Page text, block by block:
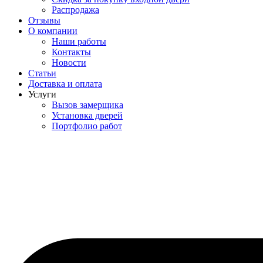
Распродажа
Отзывы
О компании
Наши работы
Контакты
Новости
Статьи
Доставка и оплата
Услуги
Вызов замерщика
Установка дверей
Портфолио работ